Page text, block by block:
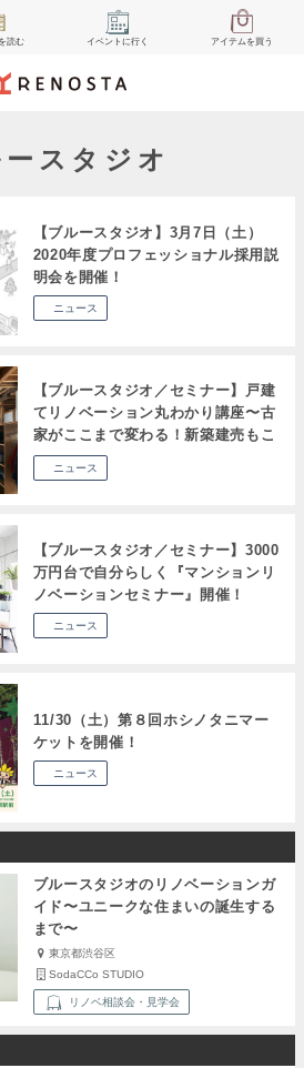
を読む イベント に行く アイテムを買う
スタジオ
【ブルースタジオ】3月7日（土）
2020年度プロフェッショナル採用説
明会を開催！
ニュース
【ブルースタジオ／セミナー】戸建
てリノベーション丸わかり講座〜古
家がここまで変わる！新築建売もこ
んなに自分らしく！〜
ニュース
【ブルースタジオ／セミナー】3000
万円台で自分らしく『マンションリ
ノベーションセミナー』開催！
ニュース
11/30（土）第８回ホシノタニマー
ケットを開催！
ニュース
ブルースタジオのリノベーションガ
イド〜ユニークな住まいの誕生する
まで〜
東京都渋谷区
SodaCCo STUDIO
リノベ相談会・見学会